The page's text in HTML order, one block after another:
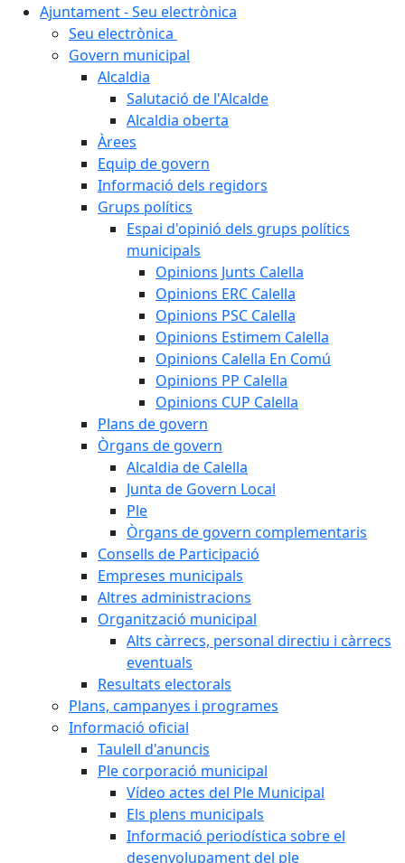
Ajuntament - Seu electrònica
Seu electrònica
Govern municipal
Alcaldia
Salutació de l'Alcalde
Alcaldia oberta
Àrees
Equip de govern
Informació dels regidors
Grups polítics
Espai d'opinió dels grups polítics
municipals
Opinions Junts Calella
Opinions ERC Calella
Opinions PSC Calella
Opinions Estimem Calella
Opinions Calella En Comú
Opinions PP Calella
Opinions CUP Calella
Plans de govern
Òrgans de govern
Alcaldia de Calella
Junta de Govern Local
Ple
Òrgans de govern complementaris
Consells de Participació
Empreses municipals
Altres administracions
Organització municipal
Alts càrrecs, personal directiu i càrrecs
eventuals
Resultats electorals
Plans, campanyes i programes
Informació oficial
Taulell d'anuncis
Ple corporació municipal
Vídeo actes del Ple Municipal
Els plens municipals
Informació periodística sobre el
desenvolupament del ple